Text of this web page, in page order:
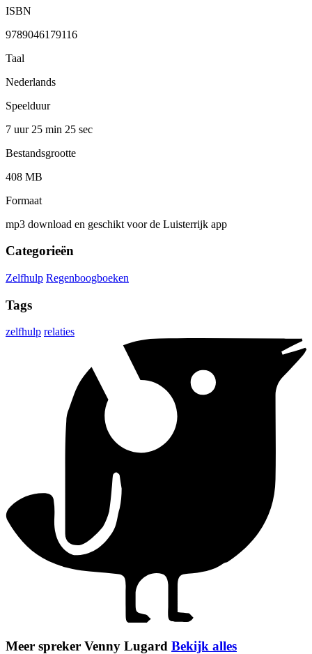
ISBN
9789046179116
Taal
Nederlands
Speelduur
7 uur 25 min 25 sec
Bestandsgrootte
408 MB
Formaat
mp3 download en geschikt voor de Luisterrijk app
Categorieën
Zelfhulp Regenboogboeken
Tags
zelfhulp relaties
Meer spreker Venny Lugard Bekijk alles